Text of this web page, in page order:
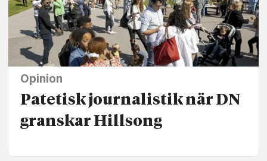
Opinion
Patetisk journalistik när DN
granskar Hillsong